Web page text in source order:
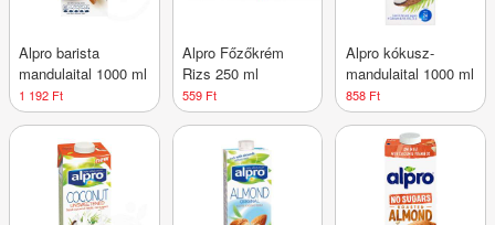
Alpro barista
mandulaital 1000 ml
1 192 Ft
Alpro Főzőkrém
Rizs 250 ml
559 Ft
Alpro kókusz-
mandulaital 1000 ml
858 Ft